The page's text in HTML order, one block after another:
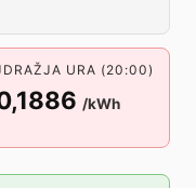
URA (20:00)
/kWh